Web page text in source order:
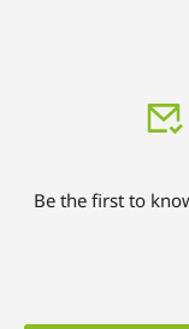
Be the first to